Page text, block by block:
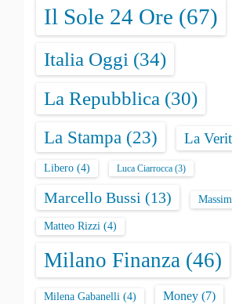
Il Sole 24 Ore (67)
Italia Oggi (34)
La Repubblica (30)
La Stampa (23) La
Libero (4) Luca Ciarrocca (3)
Marcello Bussi (13)
Matteo Rizzi (4)
Milano Finanza (46)
Milena Gabanelli (4) Money (7)